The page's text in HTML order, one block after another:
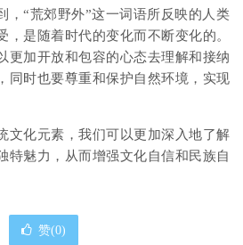
，“荒郊野外”这一词语所反映的人类
，是随着时代的变化而不断变化的。
更加开放和包容的心态去理解和接纳
同时也要尊重和保护自然环境，实现
文化元素，我们可以更加深入地了解
特魅力，从而增强文化自信和民族自
赞(0)